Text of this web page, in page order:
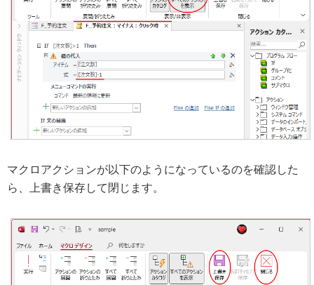
マクロアクションが以下のようになっているのを確認した
ら、上書き保存して閉じます。